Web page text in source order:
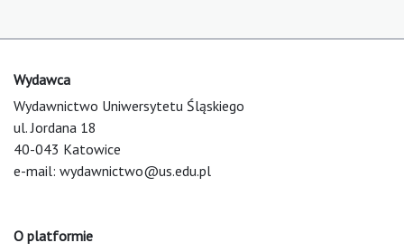
Wydawca
Wydawnictwo Uniwersytetu Śląskiego
ul. Jordana 18
40-043 Katowice
e-mail: wydawnictwo@us.edu.pl
O platformie